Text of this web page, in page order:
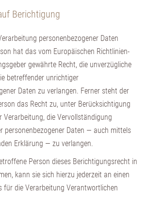
Berichtigung
personenbezogener Daten
hat das vom Europäischen Richtlinien-
gewährte Recht, die unverzügliche
betreffender unrichtiger
Daten zu verlangen. Ferner steht der
das Recht zu, unter Berücksichtigung
Verarbeitung, die Vervollständigung
personenbezogener Daten — auch mittels
Erklärung — zu verlangen.
Person dieses Berichtigungsrecht in
kann sie sich hierzu jederzeit an einen
für die Verarbeitung Verantwortlichen